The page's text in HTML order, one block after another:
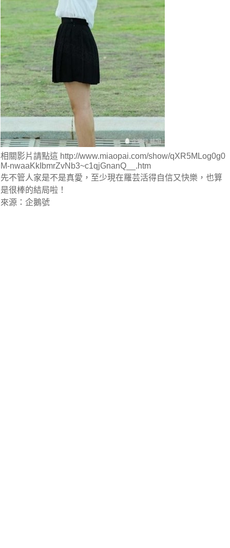
相關影片請點這 http://www.miaopai.com/show/qXR5MLog0g0
M-nwaaKkIbmrZvNb3~c1qjGnanQ__.htm
先不管人家是不是真愛，至少現在羅芸活得自信又快樂，也算
是很棒的結局啦！
來源：企鵝號